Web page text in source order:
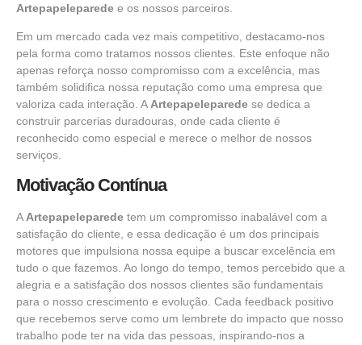
Artepapeleparede e os nossos parceiros.
Em um mercado cada vez mais competitivo, destacamo-nos
pela forma como tratamos nossos clientes. Este enfoque não
apenas reforça nosso compromisso com a excelência, mas
também solidifica nossa reputação como uma empresa que
valoriza cada interação. A Artepapeleparede se dedica a
construir parcerias duradouras, onde cada cliente é
reconhecido como especial e merece o melhor de nossos
serviços.
Motivação Contínua
AArtepapeleparede tem um compromisso inabalável com a
satisfação do cliente, e essa dedicação é um dos principais
motores que impulsiona nossa equipe a buscar excelência em
tudo o que fazemos. Ao longo do tempo, temos percebido que a
alegria e a satisfação dos nossos clientes são fundamentais
para o nosso crescimento e evolução. Cada feedback positivo
que recebemos serve como um lembrete do impacto que nosso
trabalho pode ter na vida das pessoas, inspirando-nos a